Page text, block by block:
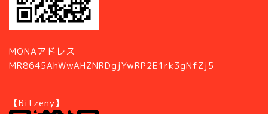
MONAアドレス
MR8645AhWwAHZNRDgjYwRP2E1rk3gNfZj5
【Bitzeny】